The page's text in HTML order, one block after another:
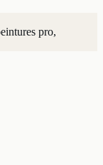
pro,